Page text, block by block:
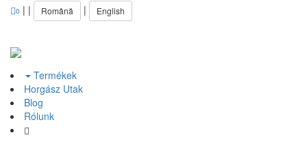
0 | | Română | English
Termékek
Horgász Utak
Blog
Rólunk